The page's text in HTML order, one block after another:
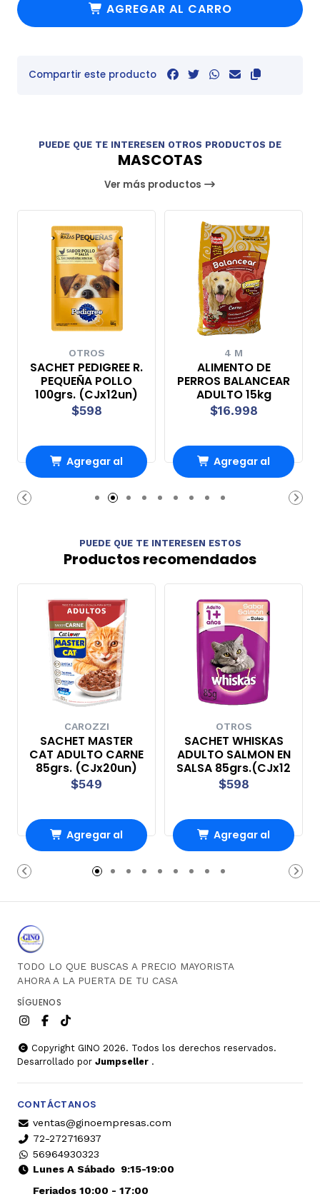
AGREGAR AL CARRO
Compartir este producto
PUEDE QUE TE INTERESEN OTROS PRODUCTOS DE
MASCOTAS
Ver más productos
OTROS
SACHET PEDIGREE R.
PEQUEÑA POLLO
100grs. (CJx12un)
$598
Agregar al
Carro
4 M
ALIMENTO DE
PERROS BALANCEAR
ADULTO 15kg
$16.998
Agregar al
Carro
PUEDE QUE TE INTERESEN ESTOS
Productos recomendados
CAROZZI
SACHET MASTER
CAT ADULTO CARNE
85grs. (CJx20un)
$549
Agregar al
Carro
OTROS
SACHET WHISKAS
ADULTO SALMON EN
SALSA 85grs.(CJx12
$598
Agregar al
Carro
TODO LO QUE BUSCAS A PRECIO MAYORISTA
AHORA A LA PUERTA DE TU CASA
SÍGUENOS
Copyright GINO 2026. Todos los derechos reservados.
Desarrollado por Jumpseller .
CONTÁCTANOS
ventas@ginoempresas.com
72-272716937
56964930323
Lunes A Sábado9:15-19:00
Feriados 10:00 - 17:00